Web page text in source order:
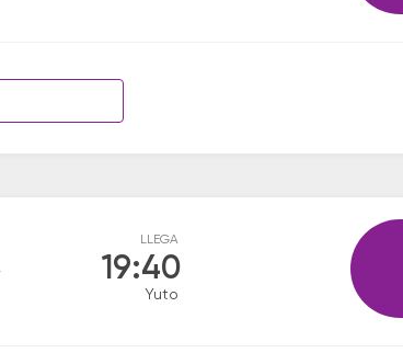
LLEGA
19:40
Yuto